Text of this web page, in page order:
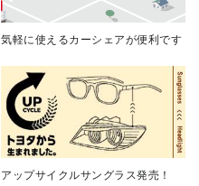
気軽に使えるカーシェアが便利です
アップサイクルサングラス発売！